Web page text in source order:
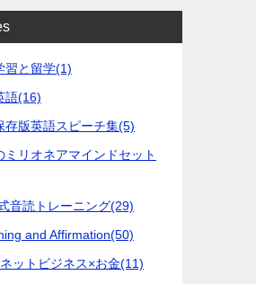
習と留学(1)
語(16)
存版英語スピーチ集(5)
ミリオネアマインドセット
音読トレーニング(29)
and Affirmation(50)
ットビジネス×お金(11)